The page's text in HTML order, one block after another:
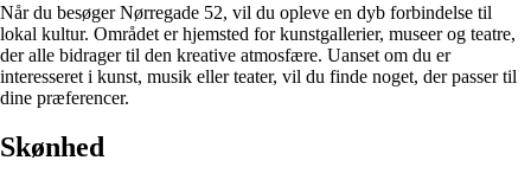
Når du besøger Nørregade 52, vil du opleve en dyb forbindelse til
lokal kultur. Området er hjemsted for kunstgallerier, museer og teatre,
der alle bidrager til den kreative atmosfære. Uanset om du er
interesseret i kunst, musik eller teater, vil du finde noget, der passer til
dine præferencer.
Skønhed